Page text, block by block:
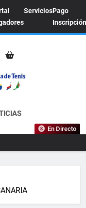
ServiciosPago
Inscripción
DE
Canaria De
En Directo